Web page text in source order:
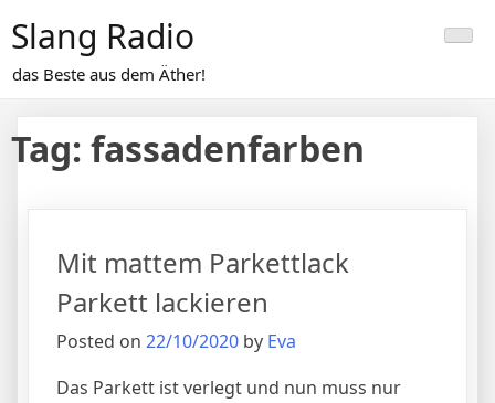
to
content
Slang Radio
das Beste aus dem Äther!
Tag: fassadenfarben
Mit mattem Parkettlack
Parkett lackieren
Posted on 22/10/2020 by Eva
Das Parkett ist verlegt und nun muss nur